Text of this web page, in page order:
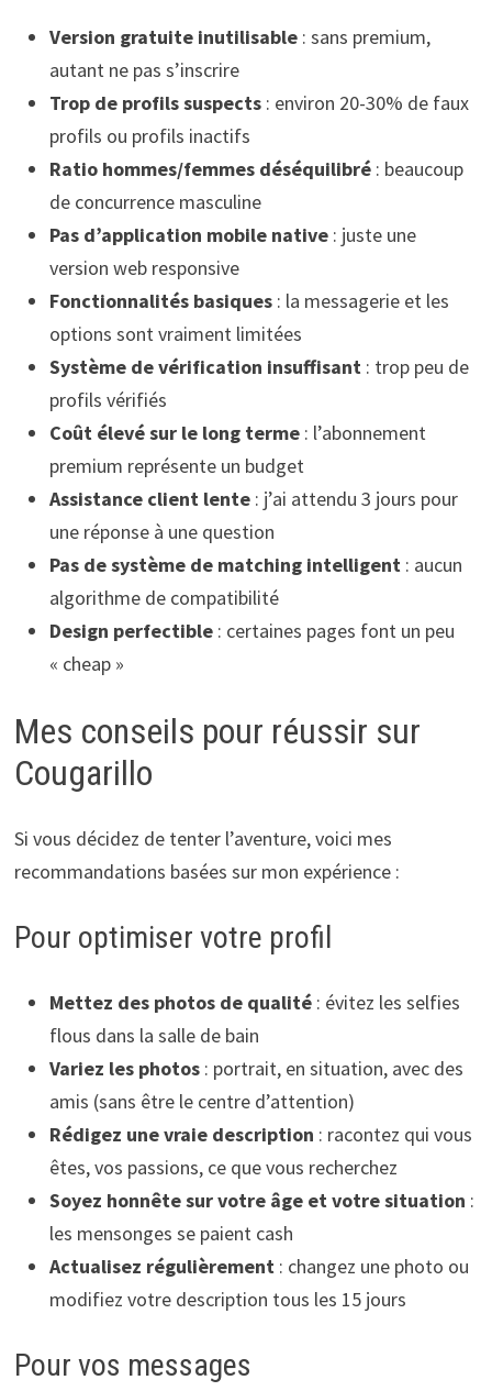
Version gratuite inutilisable: sans premium,
autant ne pas s’inscrire
Trop de profils suspects: environ 20-30% de faux
profils ou profils inactifs
Ratio hommes/femmes déséquilibré: beaucoup
de concurrence masculine
Pas d’application mobile native: juste une
version web responsive
Fonctionnalités basiques: la messagerie et les
options sont vraiment limitées
Système de vérification insuffisant: trop peu de
profils vérifiés
Coût élevé sur le long terme: l’abonnement
premium représente un budget
Assistance client lente: j’ai attendu 3 jours pour
une réponse à une question
Pas de système de matching intelligent: aucun
algorithme de compatibilité
Design perfectible: certaines pages font un peu
« cheap »
Mes conseils pour réussir sur
Cougarillo
Si vous décidez de tenter l’aventure, voici mes
recommandations basées sur mon expérience :
Pour optimiser votre profil
Mettez des photos de qualité: évitez les selfies
flous dans la salle de bain
Variez les photos: portrait, en situation, avec des
amis (sans être le centre d’attention)
Rédigez une vraie description : racontez qui vous
êtes, vos passions, ce que vous recherchez
Soyez honnête sur votre âge et votre situation :
les mensonges se paient cash
Actualisez régulièrement: changez une photo ou
modifiez votre description tous les 15 jours
Pour vos messages